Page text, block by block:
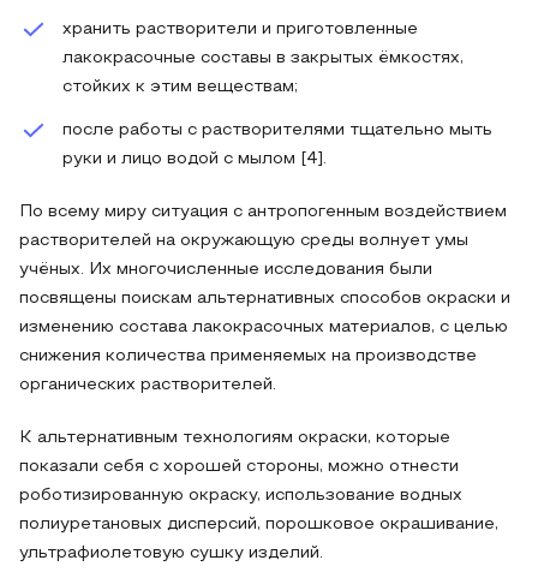
хранить растворители и приготовленные
лакокрасочные составы в закрытых ёмкостях,
стойких к этим веществам;
после работы с растворителями тщательно мыть
руки и лицо водой с мылом [4].
По всему миру ситуация с антропогенным воздействием
растворителей на окружающую среды волнует умы
учёных. Их многочисленные исследования были
посвящены поискам альтернативных способов окраски и
изменению состава лакокрасочных материалов, с целью
снижения количества применяемых на производстве
органических растворителей.
К альтернативным технологиям окраски, которые
показали себя с хорошей стороны, можно отнести
роботизированную окраску, использование водных
полиуретановых дисперсий, порошковое окрашивание,
ультрафиолетовую сушку изделий.